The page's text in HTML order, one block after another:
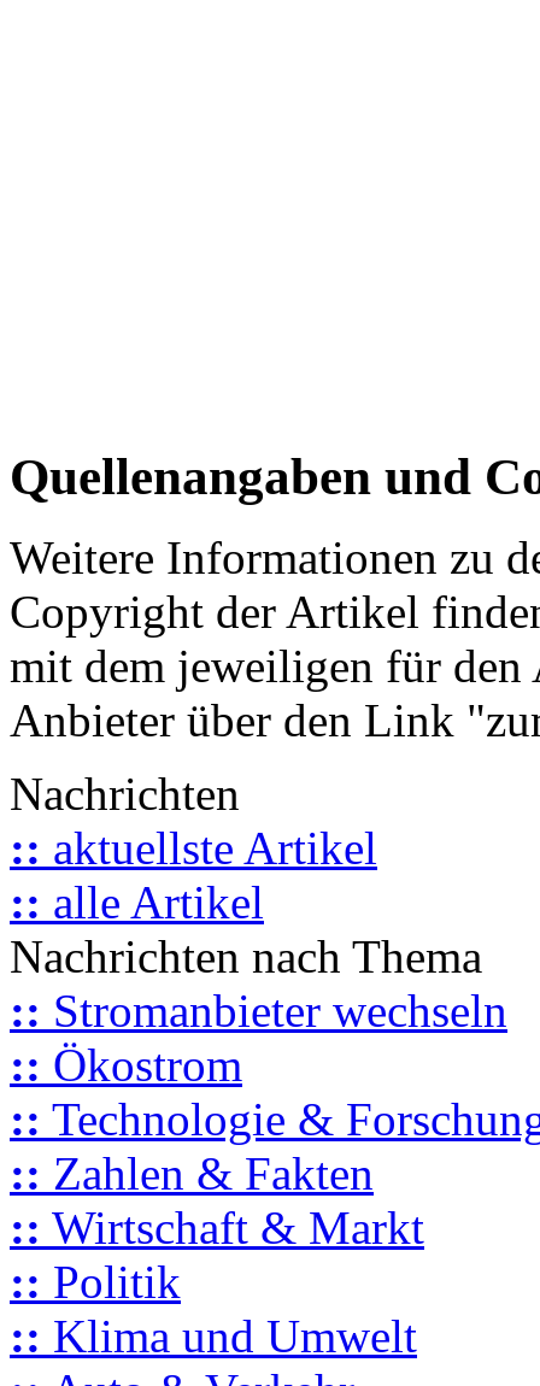
Quellenangaben und
Weitere Informationen zu
Copyright der Artikel
mit dem jeweiligen für
Anbieter über den Link
Nachrichten
:: aktuellste Artikel
:: alle Artikel
Nachrichten nach Thema
:: Stromanbieter wechseln
:: Ökostrom
:: Technologie &
:: Zahlen & Fakten
:: Wirtschaft & Markt
:: Politik
:: Klima und Umwelt